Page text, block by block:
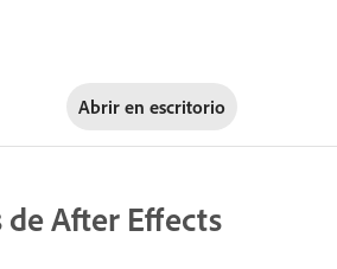
Abrir en escritorio
After Effects